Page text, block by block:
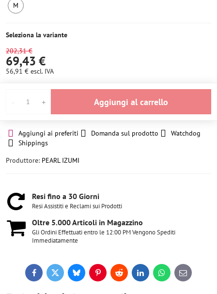
M
Seleziona la variante
202,31 €
69,43 €
56,91 € escl. IVA
Aggiungi al carrello
Aggiungi ai preferiti Domanda sul prodotto
Watchdog
Shippings
Produttore: PEARL IZUMI
Resi fino a 30 Giorni
Resi Assistiti e Reclami sui Prodotti
Oltre 5​.000 Articoli in Magazzino
Gli Ordini Effettuati entro le 12:00 PM Vengono Spediti
Immediatamente
FacebookTwitterBlueskyPinterestReddit LinkedInWhatsApp
E-
mail